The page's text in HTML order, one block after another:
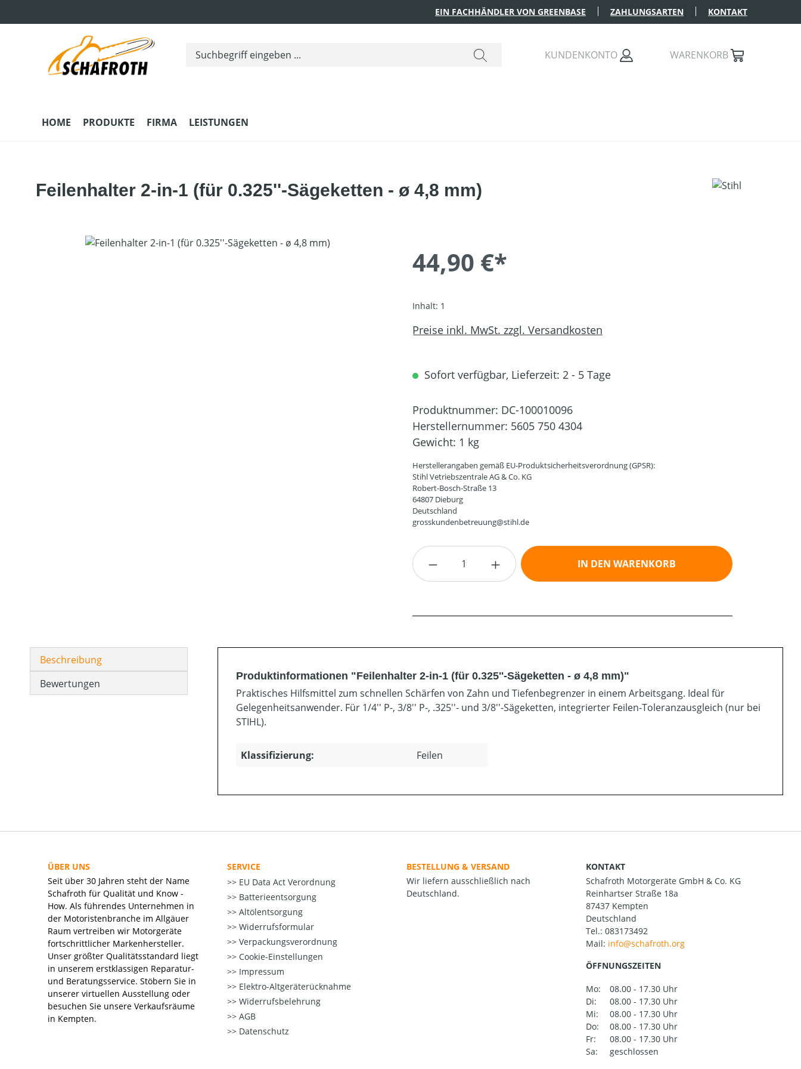
EIN FACHHÄNDLER VON GREENBASE ZAHLUNGSARTEN KONTAKT
KUNDENKONTO WARENKORB
HOME PRODUKTE FIRMA LEISTUNGEN
Feilenhalter 2-in-1 (für 0.325''-Sägeketten - ø 4,8 mm)
Bildergalerie überspringen
44,90 €*
Inhalt: 1
Preise inkl. MwSt. zzgl. Versandkosten
Sofort verfügbar, Lieferzeit: 2 - 5 Tage
Produktnummer: DC-100010096
Herstellernummer: 5605 750 4304
Gewicht: 1 kg
Herstellerangaben gemäß EU-Produktsicherheitsverordnung (GPSR):
Stihl Vetriebszentrale AG & Co. KG
Robert-Bosch-Straße 13
64807 Dieburg
Deutschland
grosskundenbetreuung@stihl.de
Produkt Anzahl: Gib den gewünschten Wert ein oder
IN DEN WARENKORB
Beschreibung
Bewertungen
Produktinformationen "Feilenhalter 2-in-1 (für 0.325''-Sägeketten - ø 4,8 mm)"
Praktisches Hilfsmittel zum schnellen Schärfen von Zahn und Tiefenbegrenzer in einem Arbeitsgang. Ideal für
Gelegenheitsanwender. Für 1/4'' P-, 3/8'' P-, .325''- und 3/8''-Sägeketten, integrierter Feilen-Toleranzausgleich (nur bei
STIHL).
Klassifizierung: Feilen
ÜBER UNS
Seit über 30 Jahren steht der Name
Schafroth für Qualität und Know -
How. Als führendes Unternehmen in
der Motoristenbranche im Allgäuer
Raum vertreiben wir Motorgeräte
fortschrittlicher Markenhersteller.
Unser größter Qualitätsstandard liegt
in unserem erstklassigen Reparatur-
und Beratungsservice. Stöbern Sie in
unserer virtuellen Ausstellung oder
besuchen Sie unsere Verkaufsräume
in Kempten.
SERVICE
EU Data Act Verordnung
Batterieentsorgung
Altölentsorgung
Widerrufsformular
Verpackungsverordnung
Cookie-Einstellungen
Impressum
Elektro-Altgeräterücknahme
Widerrufsbelehrung
AGB
Datenschutz
BESTELLUNG & VERSAND
Wir liefern ausschließlich nach
Deutschland.
KONTAKT
Schafroth Motorgeräte GmbH & Co. KG
Reinhartser Straße 18a
87437 Kempten
Deutschland
Tel.: 083173492
Mail:
ÖFFNUNGSZEITEN
Mo:
08.00 - 17.30 Uhr
Di:
08.00 - 17.30 Uhr
Mi:
08.00 - 17.30 Uhr
Do:
08.00 - 17.30 Uhr
Fr:
08.00 - 17.30 Uhr
Sa:
geschlossen